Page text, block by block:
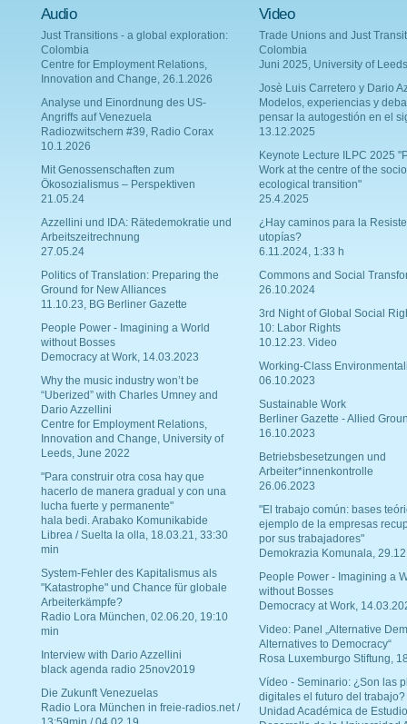
Audio
Just Transitions - a global exploration:
Colombia
Centre for Employment Relations,
Innovation and Change, 26.1.2026
Analyse und Einordnung des US-
Angriffs auf Venezuela
Radiozwitschern #39, Radio Corax
10.1.2026
Mit Genossenschaften zum
Ökosozialismus – Perspektiven
21.05.24
Azzellini und IDA: Rätedemokratie und
Arbeitszeitrechnung
27.05.24
Politics of Translation: Preparing the
Ground for New Alliances
11.10.23, BG Berliner Gazette
People Power - Imagining a World
without Bosses
Democracy at Work, 14.03.2023
Why the music industry won’t be
“Uberized” with Charles Umney and
Dario Azzellini
Centre for Employment Relations,
Innovation and Change, University of
Leeds, June 2022
"Para construir otra cosa hay que
hacerlo de manera gradual y con una
lucha fuerte y permanente"
hala bedi. Arabako Komunikabide
Librea / Suelta la olla, 18.03.21, 33:30
min
System-Fehler des Kapitalismus als
"Katastrophe" und Chance für globale
Arbeiterkämpfe?
Radio Lora München, 02.06.20, 19:10
min
Interview with Dario Azzellini
black agenda radio 25nov2019
Die Zukunft Venezuelas
Radio Lora München in freie-radios.net /
Video
Trade Unions and Just
Colombia
Juni 2025, University of Leeds
Josè Luis Carretero y Dario
Modelos, experiencias y
pensar la autogestión en el
13.12.2025
Keynote Lecture ILPC 2025
Work at the centre of the
ecological transition"
25.4.2025
¿Hay caminos para la
utopías?
6.11.2024, 1:33 h
Commons and Social
26.10.2024
3rd Night of Global Social
10: Labor Rights
10.12.23. Video
Working-Class
06.10.2023
Sustainable Work
Berliner Gazette - Allied
16.10.2023
Betriebsbesetzungen und
Arbeiter*innenkontrolle
26.06.2023
"El trabajo común: bases
ejemplo de la empresas
por sus trabajadores"
Demokrazia Komunala,
People Power - Imagining a
without Bosses
Democracy at Work,
Video: Panel „Alternative
Alternatives to Democracy“
Rosa Luxemburgo Stiftung,
Vídeo - Seminario: ¿Son las
digitales el futuro del trabajo?
Unidad Académica de